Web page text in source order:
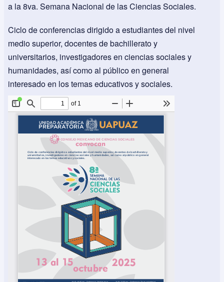
a la 8va. Semana Nacional de las Ciencias Sociales.
Ciclo de conferencias dirigido a estudiantes del nivel
medio superior, docentes de bachillerato y
universitarios, investigadores en ciencias sociales y
humanidades, así como al público en general
interesado en los temas educativos y sociales.